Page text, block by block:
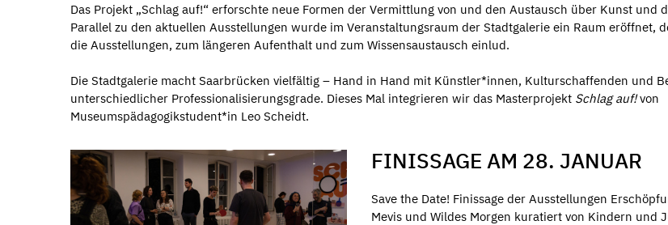
Das Projekt „Schlag auf!“ erforschte neue Formen der Vermittlung von und den Austausch über Kunst und
Parallel zu den aktuellen Ausstellungen wurde im Veranstaltungsraum der Stadtgalerie ein Raum eröffnet,
die Ausstellungen, zum längeren Aufenthalt und zum Wissensaustausch einlud.
Die Stadtgalerie macht Saarbrücken vielfältig – Hand in Hand mit Künstler*innen, Kulturschaffenden und
unterschiedlicher Professionalisierungsgrade. Dieses Mal integrieren wir das Masterprojekt Schlag auf!von
Museumspädagogikstudent*in Leo Scheidt.
FINISSAGE AM 28. JANUAR
Save the Date! Finissage der Ausstellungen
Mevis und Wildes Morgen kuratiert von Kindern und